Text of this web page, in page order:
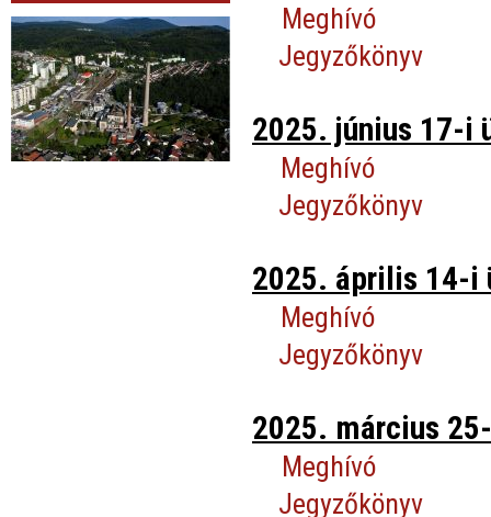
Meghívó
Jegyzőkönyv
2025. június 17-i
Meghívó
Jegyzőkönyv
2025. április 14-i
Meghívó
Jegyzőkönyv
2025. március
Meghívó
Jegyzőkönyv